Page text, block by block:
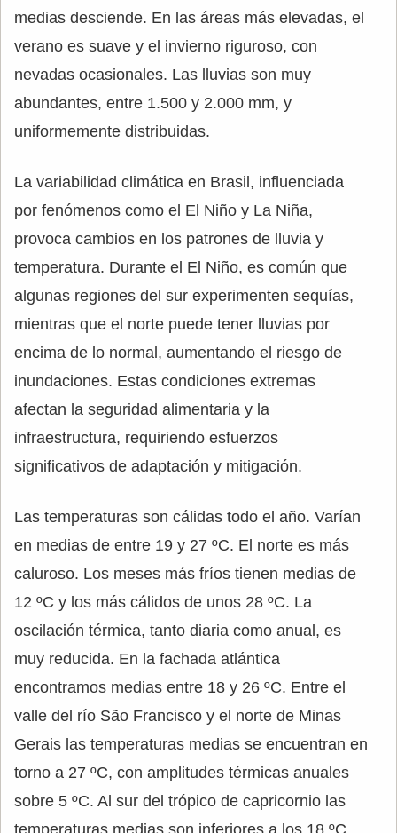
medias desciende. En las áreas más elevadas, el
verano es suave y el invierno riguroso, con
nevadas ocasionales. Las lluvias son muy
abundantes, entre 1.500 y 2.000 mm, y
uniformemente distribuidas.
La variabilidad climática en Brasil, influenciada
por fenómenos como el El Niño y La Niña,
provoca cambios en los patrones de lluvia y
temperatura. Durante el El Niño, es común que
algunas regiones del sur experimenten sequías,
mientras que el norte puede tener lluvias por
encima de lo normal, aumentando el riesgo de
inundaciones. Estas condiciones extremas
afectan la seguridad alimentaria y la
infraestructura, requiriendo esfuerzos
significativos de adaptación y mitigación.
Las temperaturas son cálidas todo el año. Varían
en medias de entre 19 y 27 ºC. El norte es más
caluroso. Los meses más fríos tienen medias de
12 ºC y los más cálidos de unos 28 ºC. La
oscilación térmica, tanto diaria como anual, es
muy reducida. En la fachada atlántica
encontramos medias entre 18 y 26 ºC. Entre el
valle del río São Francisco y el norte de Minas
Gerais las temperaturas medias se encuentran en
torno a 27 ºC, con amplitudes térmicas anuales
sobre 5 ºC. Al sur del trópico de capricornio las
temperaturas medias son inferiores a los 18 ºC,